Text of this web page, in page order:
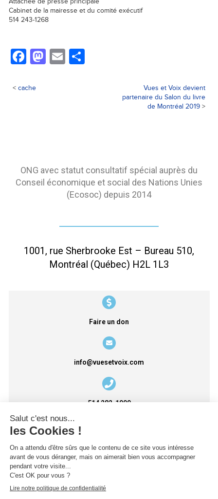
Cabinet de la mairesse et du comité exécutif
514 243-1268
Facebook
Mastodon
EmailPartager
<cache
Vues et Voix devient
partenaire du Salon du livre
de Montréal 2019>
ONG avec statut consultatif spécial auprès du
Conseil économique et social des Nations Unies
(Ecosoc) depuis 2014
1001, rue Sherbrooke Est – Bureau 510,
Montréal (Québec) H2L 1L3
Faire un don
info@vuesetvoix.com
514 282-1999
Politique de confidentialité
Plan d'accessibilité + rétroaction